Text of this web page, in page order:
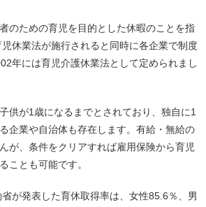
のための育児を目的とした休暇のことを指
休業法が施行されると同時に各企業で制度
年には育児介護休業法として定められまし
供が1歳になるまでとされており、独自に1
企業や自治体も存在します。有給・無給の
が、条件をクリアすれば雇用保険から育児
ことも可能です。
が発表した育休取得率は、女性85.6％、男